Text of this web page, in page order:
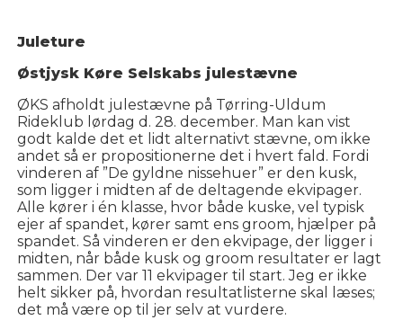
Juleture
Østjysk Køre Selskabs julestævne
ØKS afholdt julestævne på Tørring-Uldum
Rideklub lørdag d. 28. december. Man kan vist
godt kalde det et lidt alternativt stævne, om ikke
andet så er propositionerne det i hvert fald. Fordi
vinderen af ”De gyldne nissehuer” er den kusk,
som ligger i midten af de deltagende ekvipager.
Alle kører i én klasse, hvor både kuske, vel typisk
ejer af spandet, kører samt ens groom, hjælper på
spandet. Så vinderen er den ekvipage, der ligger i
midten, når både kusk og groom resultater er lagt
sammen. Der var 11 ekvipager til start. Jeg er ikke
helt sikker på, hvordan resultatlisterne skal læses;
det må være op til jer selv at vurdere.